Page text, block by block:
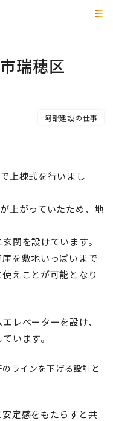
瑞穂区
阿部建設の仕事
上棟式を行いまし
上がっていたため、地
関を設けています。
を敷地いっぱいまで
えことが可能となり
レベーターを設け、
います。
のラインを下げる設計と
定感をもたらすと共